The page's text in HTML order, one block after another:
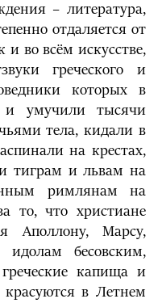
– литература,
отдаляется от
и во всём искусстве,
греческого и
которых в
умучили тысячи
тела, кидали в
на крестах,
тиграм и львам на
римлянам на
то, что христиане
Аполлону, Марсу,
бесовским,
капища и
в Летнем